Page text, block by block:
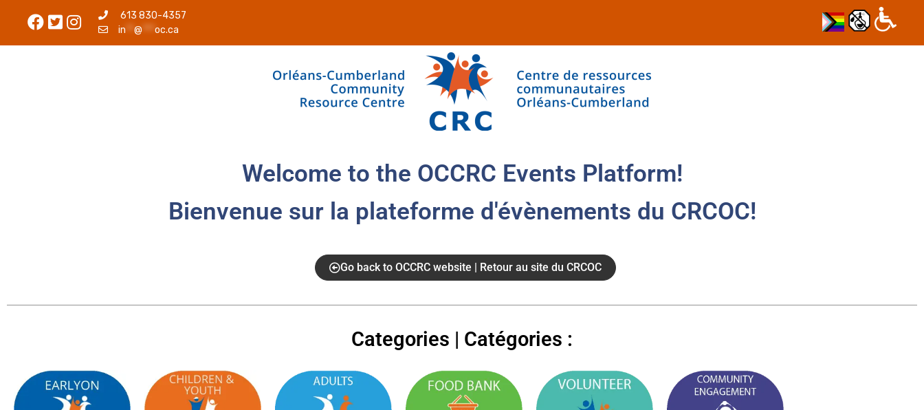
613 830-4357
in ** @ ***oc.ca
Welcome to the OCCRC Events Platform!
Bienvenue sur la plateforme d'évènements du CRCOC!
Go back to OCCRC website | Retour au site du CRCOC
Categories | Catégories :